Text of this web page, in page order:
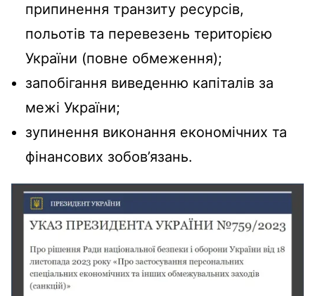
припинення транзиту ресурсів,
польотів та перевезень територією
України (повне обмеження);
запобігання виведенню капіталів за
межі України;
зупинення виконання економічних та
фінансових зобов’язань.